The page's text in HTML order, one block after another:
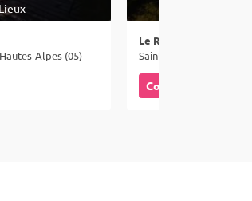
Alpes (05)
Le Refuge
Saint-Chaffrey - Hautes-
Contacter